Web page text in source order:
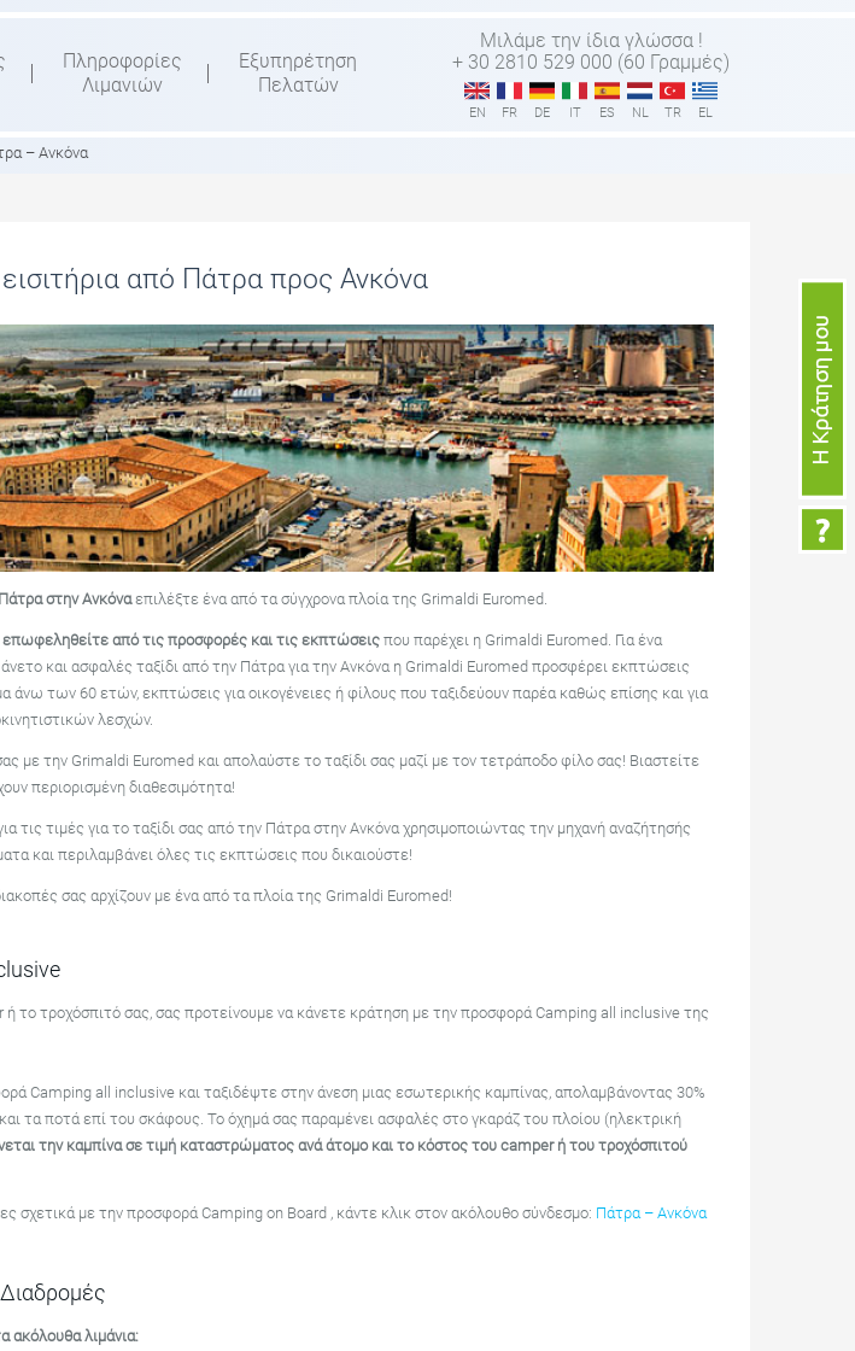
Πληροφορίες
Λιμανιών
Εξυπηρέτηση
Πελατών
Μιλάμε την ίδια γλώσσα !
+ 30 2810 529 000 (60 Γραμμές)
EN FR DE IT ES NL TR EL
– Ανκόνα
από Πάτρα προς Ανκόνα
στην Ανκόναεπιλέξτε ένα από τα σύγχρονα πλοία της Grimaldi Euromed.
επωφεληθείτε από τις προσφορές και τις εκπτώσεις που παρέχει η Grimaldi Euromed. Για ένα
και ασφαλές ταξίδι από την Πάτρα για την Ανκόνα η Grimaldi Euromed προσφέρει εκπτώσεις
άνω των 60 ετών, εκπτώσεις για οικογένειες ή φίλους που ταξιδεύουν παρέα καθώς επίσης και για
λεσχών.
με την Grimaldi Euromed και απολαύστε το ταξίδι σας μαζί με τον τετράποδο φίλο σας! Βιαστείτε
περιορισμένη διαθεσιμότητα!
τις τιμές για το ταξίδι σας από την Πάτρα στην Ανκόνα χρησιμοποιώντας την μηχανή αναζήτησής
και περιλαμβάνει όλες τις εκπτώσεις που δικαιούστε!
σας αρχίζουν με ένα από τα πλοία της Grimaldi Euromed!
ή το τροχόσπιτό σας, σας προτείνουμε να κάνετε κράτηση με την προσφορά Camping all inclusive της
Camping all inclusive και ταξιδέψτε στην άνεση μιας εσωτερικής καμπίνας, απολαμβάνοντας 30%
τα ποτά επί του σκάφους. Το όχημά σας παραμένει ασφαλές στο γκαράζ του πλοίου (ηλεκτρική
την καμπίνα σε τιμή καταστρώματος ανά άτομο και το κόστος του camper ή του τροχόσπιτού
σχετικά με την προσφορά Camping on Board , κάντε κλικ στον ακόλουθο σύνδεσμο: Πάτρα – Ανκόνα
ακόλουθα λιμάνια: